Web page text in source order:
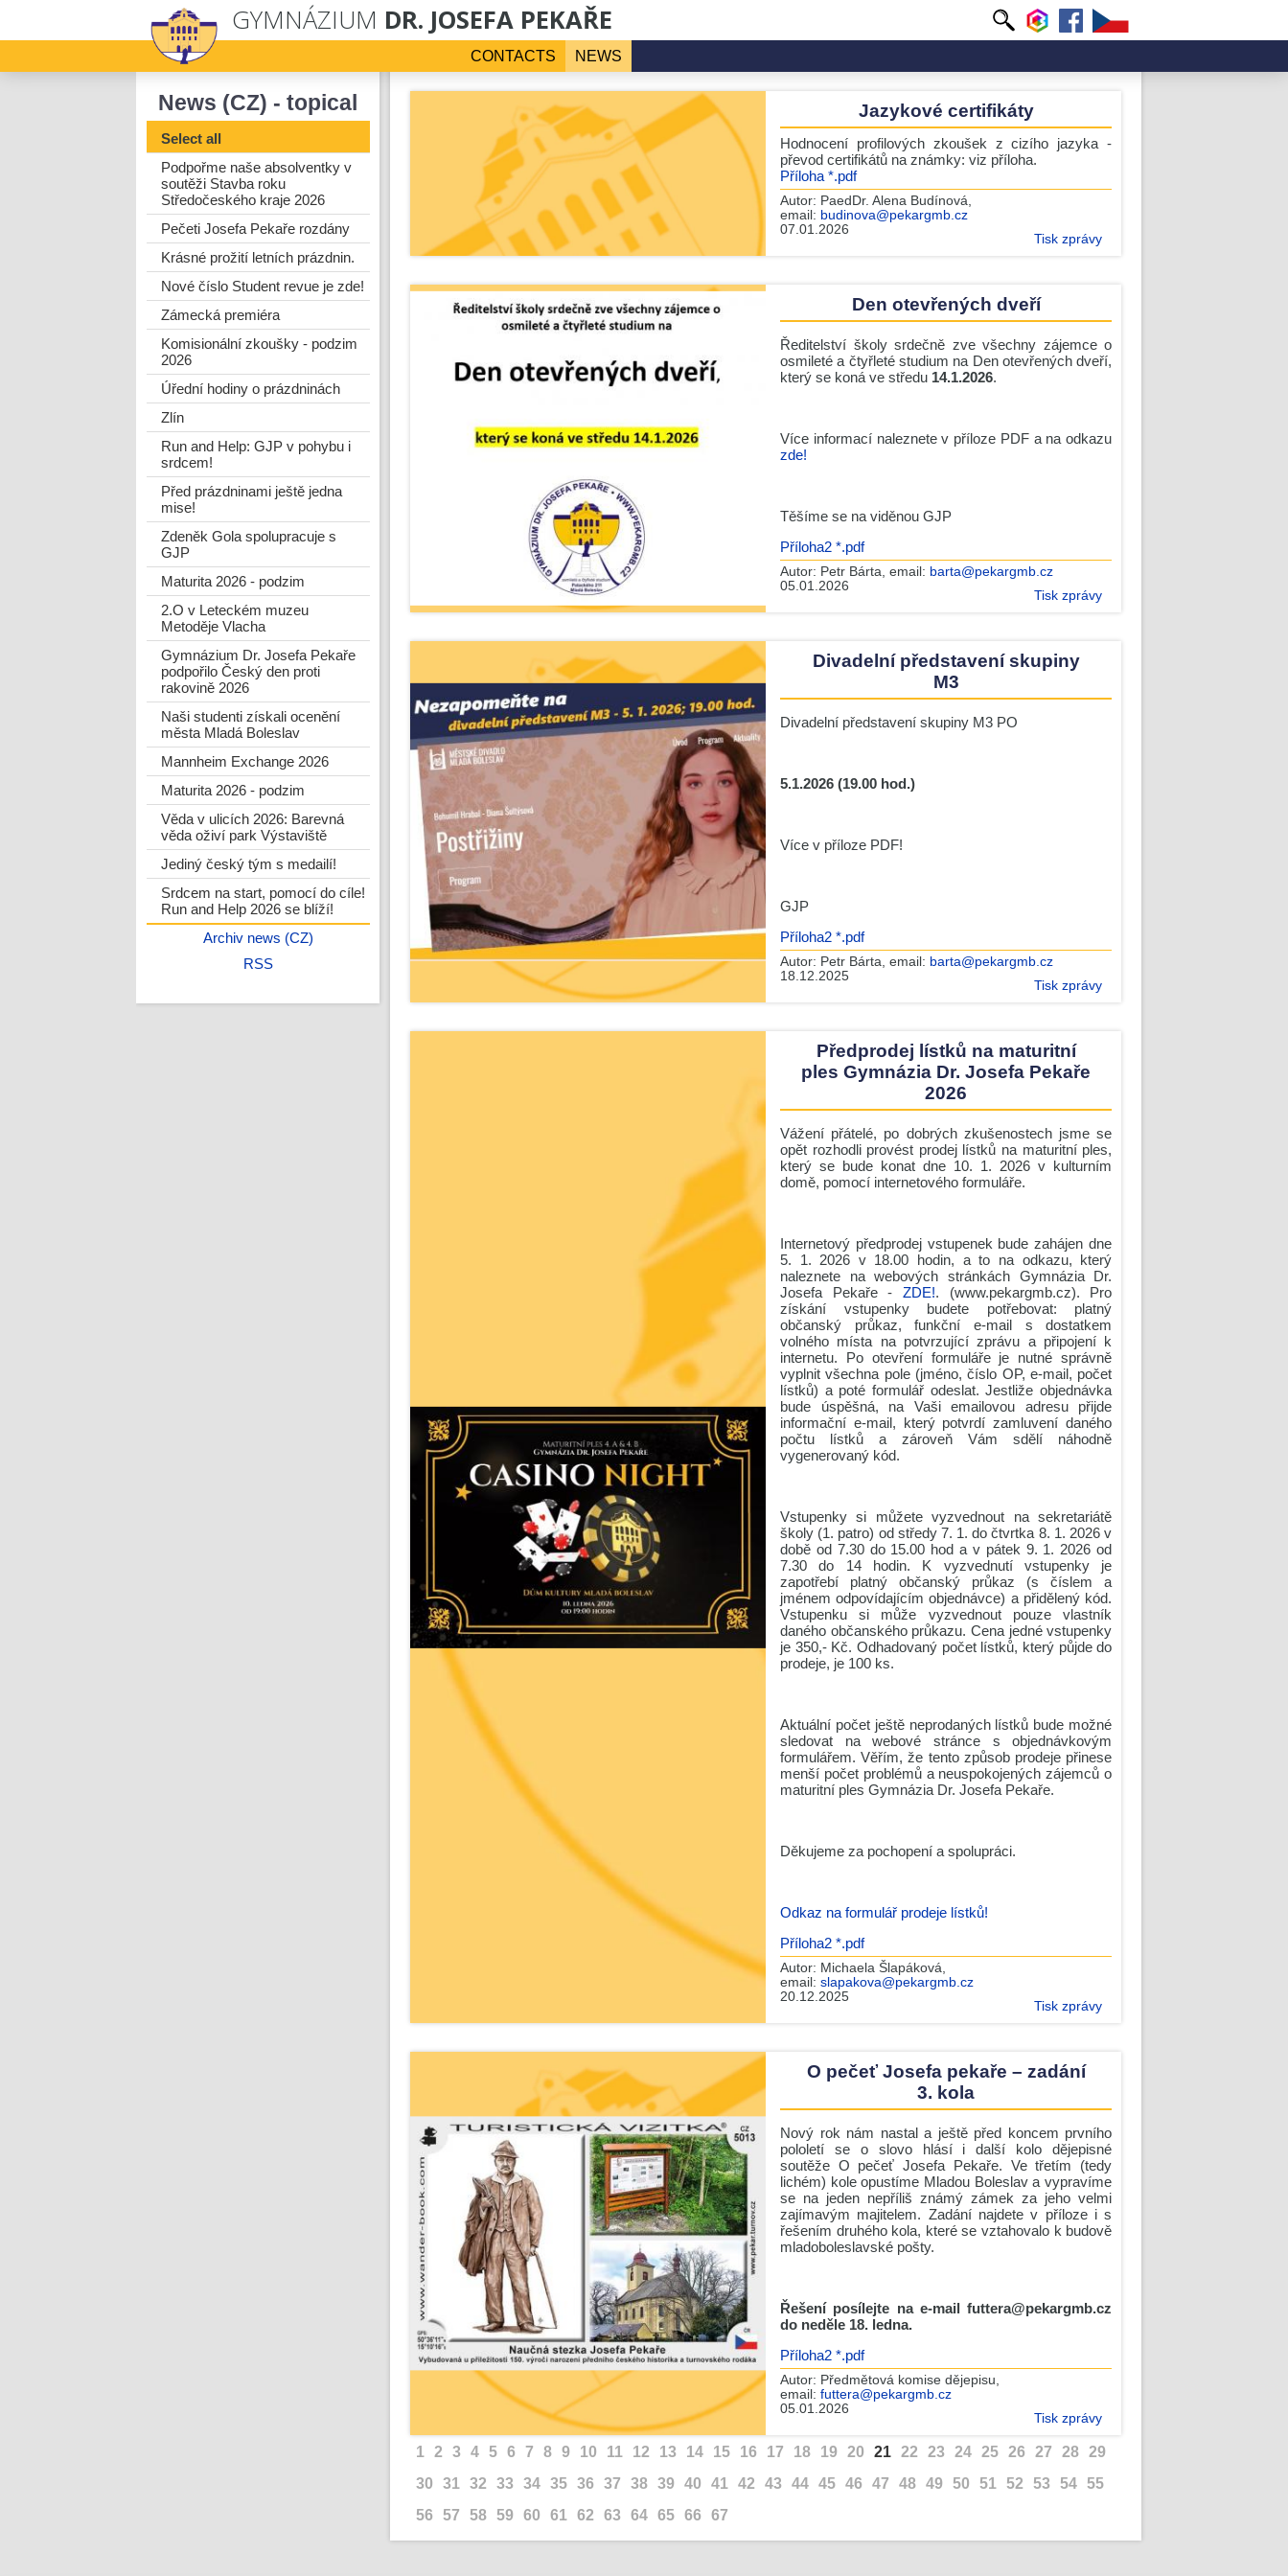
GYMNÁZIUM DR. JOSEFA PEKAŘE
NEWS
CONTACTS
News (CZ) - topical
Select all
Podpořme naše absolventky v
soutěži Stavba roku
Středočeského kraje 2026
Pečeti Josefa Pekaře rozdány
Krásné prožití letních prázdnin.
Nové číslo Student revue je zde!
Zámecká premiéra
Komisionální zkoušky - podzim
2026
Úřední hodiny o prázdninách
Zlín
Run and Help: GJP v pohybu i
srdcem!
Před prázdninami ještě jedna
mise!
Zdeněk Gola spolupracuje s
GJP
Maturita 2026 - podzim
2.O v Leteckém muzeu
Metoděje Vlacha
Gymnázium Dr. Josefa Pekaře
podpořilo Český den proti
rakovině 2026
Naši studenti získali ocenění
města Mladá Boleslav
Mannheim Exchange 2026
Maturita 2026 - podzim
Věda v ulicích 2026: Barevná
věda oživí park Výstaviště
Jediný český tým s medailí!
Srdcem na start, pomocí do cíle!
Run and Help 2026 se blíží!
Archiv news (CZ)
RSS
Jazykové certifikáty
Hodnocení profilových zkoušek z cizího jazyka -
převod certifikátů na známky: viz příloha.
Příloha *.pdf
Autor: PaedDr. Alena Budínová,
email: budinova@pekargmb.cz
07.01.2026
Tisk zprávy
Den otevřených dveří
Ředitelství školy srdečně zve všechny zájemce o
osmileté a čtyřleté studium na Den otevřených dveří,
který se koná ve středu 14.1.2026.
Více informací naleznete v příloze PDF a na odkazu
zde!
Těšíme se na viděnou GJP
Příloha2 *.pdf
Autor: Petr Bárta, email: barta@pekargmb.cz
05.01.2026
Tisk zprávy
Divadelní představení skupiny
M3
Divadelní představení skupiny M3 PO
5.1.2026 (19.00 hod.)
Více v příloze PDF!
GJP
Příloha2 *.pdf
Autor: Petr Bárta, email: barta@pekargmb.cz
18.12.2025
Tisk zprávy
Předprodej lístků na maturitní
ples Gymnázia Dr. Josefa Pekaře
2026
Vážení přátelé, po dobrých zkušenostech jsme se
opět rozhodli provést prodej lístků na maturitní ples,
který se bude konat dne 10. 1. 2026 v kulturním
domě, pomocí internetového formuláře.
Internetový předprodej vstupenek bude zahájen dne
5. 1. 2026 v 18.00 hodin, a to na odkazu, který
naleznete na webových stránkách Gymnázia Dr.
Josefa Pekaře - ZDE!. (www.pekargmb.cz). Pro
získání vstupenky budete potřebovat: platný
občanský průkaz, funkční e-mail s dostatkem
volného místa na potvrzující zprávu a připojení k
internetu. Po otevření formuláře je nutné správně
vyplnit všechna pole (jméno, číslo OP, e-mail, počet
lístků) a poté formulář odeslat. Jestliže objednávka
bude úspěšná, na Vaši emailovou adresu přijde
informační e-mail, který potvrdí zamluvení daného
počtu lístků a zároveň Vám sdělí náhodně
vygenerovaný kód.
Vstupenky si můžete vyzvednout na sekretariátě
školy (1. patro) od středy 7. 1. do čtvrtka 8. 1. 2026 v
době od 7.30 do 15.00 hod a v pátek 9. 1. 2026 od
7.30 do 14 hodin. K vyzvednutí vstupenky je
zapotřebí platný občanský průkaz (s číslem a
jménem odpovídajícím objednávce) a přidělený kód.
Vstupenku si může vyzvednout pouze vlastník
daného občanského průkazu. Cena jedné vstupenky
je 350,- Kč. Odhadovaný počet lístků, který půjde do
prodeje, je 100 ks.
Aktuální počet ještě neprodaných lístků bude možné
sledovat na webové stránce s objednávkovým
formulářem. Věřím, že tento způsob prodeje přinese
menší počet problémů a neuspokojených zájemců o
maturitní ples Gymnázia Dr. Josefa Pekaře.
Děkujeme za pochopení a spolupráci.
Odkaz na formulář prodeje lístků!
Příloha2 *.pdf
Autor: Michaela Šlapáková,
email: slapakova@pekargmb.cz
20.12.2025
Tisk zprávy
O pečeť Josefa pekaře – zadání
3. kola
Nový rok nám nastal a ještě před koncem prvního
pololetí se o slovo hlásí i další kolo dějepisné
soutěže O pečeť Josefa Pekaře. Ve třetím (tedy
lichém) kole opustíme Mladou Boleslav a vypravíme
se na jeden nepříliš známý zámek za jeho velmi
zajímavým majitelem. Zadání najdete v příloze i s
řešením druhého kola, které se vztahovalo k budově
mladoboleslavské pošty.
Řešení posílejte na e-mail futtera@pekargmb.cz
do neděle 18. ledna.
Příloha2 *.pdf
Autor: Předmětová komise dějepisu,
email: futtera@pekargmb.cz
05.01.2026
Tisk zprávy
1 2 3 4 5 6 7 8 9 10 11 12 13 14 15 16 17 18 19 20 21 22 23 24 25 26 27 28 29
30
31 32 33 34 35 36 37 38 39 40 41 42 43 44 45 46 47 48 49 50 51 52 53 54 55
56
57 58 59 60 61 62 63 64 65 66 67